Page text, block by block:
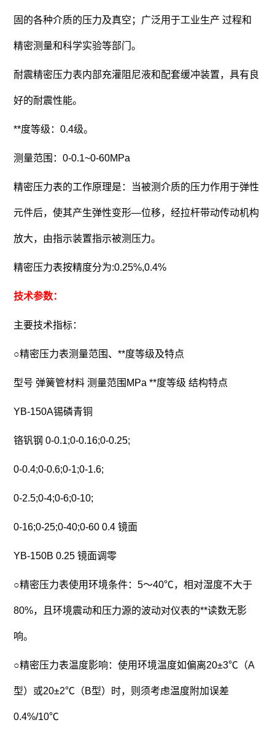
固的各种介质的压力及真空；广泛用于工业生产 过程和
精密测量和科学实验等部门。
耐震精密压力表内部充灌阻尼液和配套缓冲装置，具有良
好的耐震性能。
**度等级：0.4级。
测量范围：0-0.1~0-60MPa
精密压力表的工作原理是：当被测介质的压力作用于弹性
元件后，使其产生弹性变形—位移，经拉杆带动传动机构
放大，由指示装置指示被测压力。
精密压力表按精度分为:0.25%,0.4%
技术参数：
主要技术指标：
○精密压力表测量范围、**度等级及特点
型号 弹簧管材料 测量范围MPa **度等级 结构特点
YB-150A锡磷青铜
铬钒钢 0-0.1;0-0.16;0-0.25;
0-0.4;0-0.6;0-1;0-1.6;
0-2.5;0-4;0-6;0-10;
0-16;0-25;0-40;0-60 0.4 镜面
YB-150B 0.25 镜面调零
○精密压力表使用环境条件：5～40℃，相对湿度不大于
80%，且环境震动和压力源的波动对仪表的**读数无影
响。
○精密压力表温度影响：使用环境温度如偏离20±3℃（A
型）或20±2℃（B型）时，则须考虑温度附加误差
0.4%/10℃